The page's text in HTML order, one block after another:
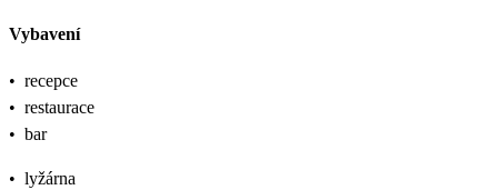
Vybavení
• recepce
• restaurace
• bar
• lyžárna